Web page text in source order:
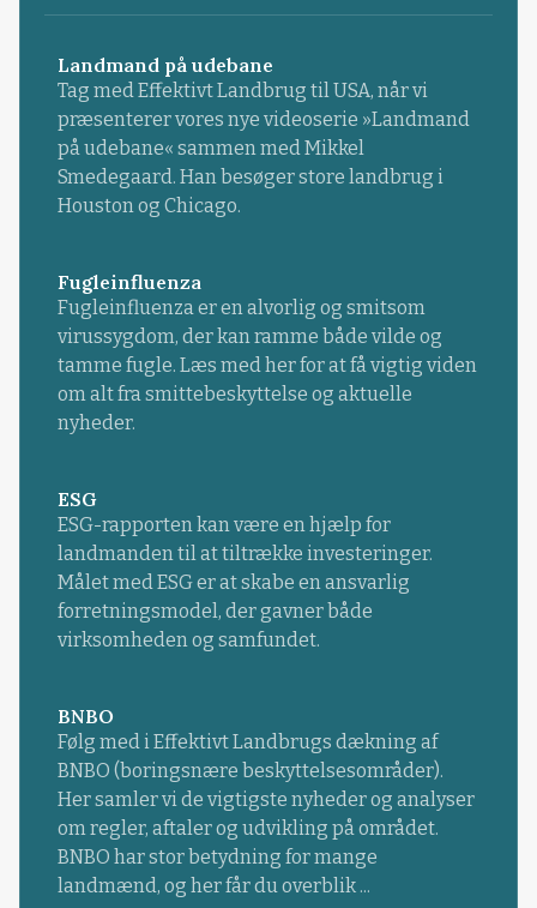
Landmand på udebane
Tag med Effektivt Landbrug til USA, når vi
præsenterer vores nye videoserie »Landmand
på udebane« sammen med Mikkel
Smedegaard. Han besøger store landbrug i
Houston og Chicago.
Fugleinfluenza
Fugleinfluenza er en alvorlig og smitsom
virussygdom, der kan ramme både vilde og
tamme fugle. Læs med her for at få vigtig viden
om alt fra smittebeskyttelse og aktuelle
nyheder.
ESG
ESG-rapporten kan være en hjælp for
landmanden til at tiltrække investeringer.
Målet med ESG er at skabe en ansvarlig
forretningsmodel, der gavner både
virksomheden og samfundet.
BNBO
Følg med i Effektivt Landbrugs dækning af
BNBO (boringsnære beskyttelsesområder).
Her samler vi de vigtigste nyheder og analyser
om regler, aftaler og udvikling på området.
BNBO har stor betydning for mange
landmænd, og her får du overblik ...